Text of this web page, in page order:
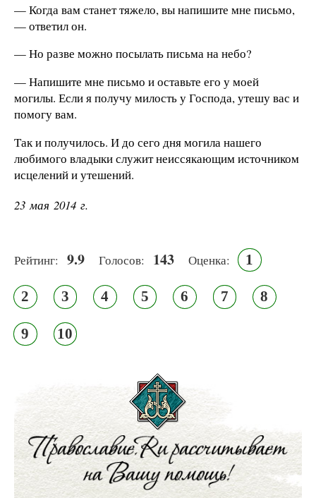
— Когда вам станет тяжело, вы напишите мне письмо,
— ответил он.
— Но разве можно посылать письма на небо?
— Напишите мне письмо и оставьте его у моей
могилы. Если я получу милость у Господа, утешу вас и
помогу вам.
Так и получилось. И до сего дня могила нашего
любимого владыки служит неиссякающим источником
исцелений и утешений.
23 мая 2014 г.
Рейтинг: 9.9 Голосов: 143 Оценка: 1
2 3 4 5 6 7 8
9 10